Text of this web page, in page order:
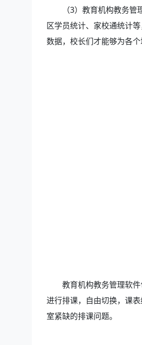
（3）教育机构教务管
区学员统计、家校通统计
数据，校长们才能够为各
教育机构教务管理软
进行排课，自由切换，课
室紧缺的排课问题。